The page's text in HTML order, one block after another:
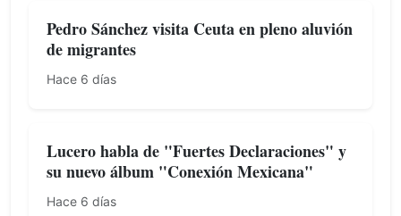
Pedro Sánchez visita Ceuta en pleno aluvión
de migrantes
Hace 6 días
Lucero habla de "Fuertes Declaraciones" y
su nuevo álbum "Conexión Mexicana"
Hace 6 días